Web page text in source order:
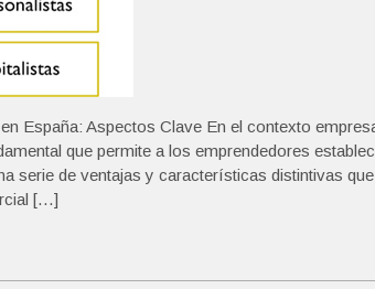
España: Aspectos Clave En el contexto
que permite a los emprendedores
serie de ventajas y características distintivas
[…]